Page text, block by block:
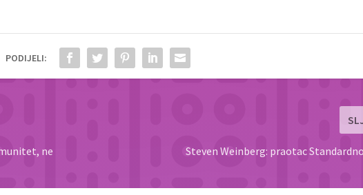
PODIJELI:
ne
Steven Weinberg: praotac